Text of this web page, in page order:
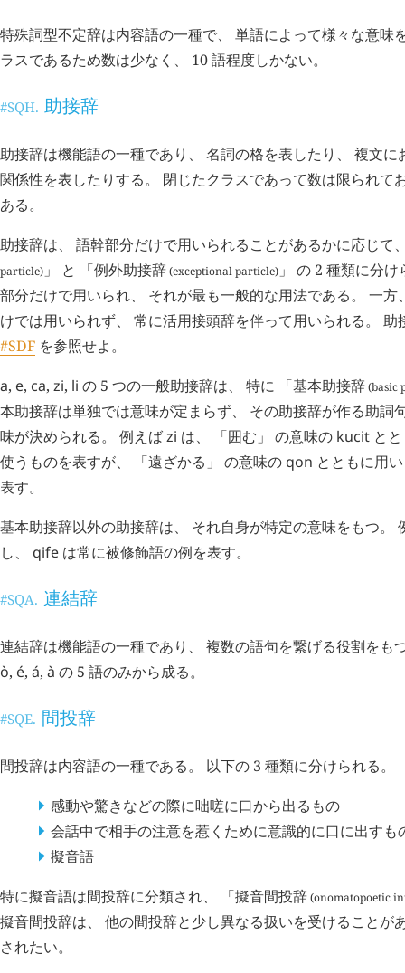
特殊詞型不定辞は内容語の一種で、 単語によって様々な意味
ラスであるため数は少なく、 10 語程度しかない。
#SQH. 助接辞
助接辞は機能語の一種であり、 名詞の格を表したり、 複文に
関係性を表したりする。 閉じたクラスであって数は限られて
ある。
助接辞は、 語幹部分だけで用いられることがあるかに応じて
particle) 」 と 「例外助接辞(exceptional particle) 」 の 2 種類に分
部分だけで用いられ、 それが最も一般的な用法である。 一
けでは用いられず、 常に活用接頭辞を伴って用いられる。 助
#SDF を参照せよ。
a, e, ca, zi, li の 5 つの一般助接辞は、 特に 「基本助接辞(basic
本助接辞は単独では意味が定まらず、 その助接辞が作る助詞
味が決められる。 例えばzi は、 「囲む」 の意味の kucit と
使うものを表すが、 「遠ざかる」 の意味の qon とともに用
表す。
基本助接辞以外の助接辞は、 それ自身が特定の意味をもつ。
し、 qife は常に被修飾語の例を表す。
#SQA. 連結辞
連結辞は機能語の一種であり、 複数の語句を繋げる役割をも
ò, é, á, à の 5 語のみから成る。
#SQE. 間投辞
間投辞は内容語の一種である。 以下の 3 種類に分けられる。
感動や驚きなどの際に咄嗟に口から出るもの
会話中で相手の注意を惹くために意識的に口に出すも
擬音語
特に擬音語は間投辞に分類され、 「擬音間投辞(onomatopoetic
擬音間投辞は、 他の間投辞と少し異なる扱いを受けることが
されたい。